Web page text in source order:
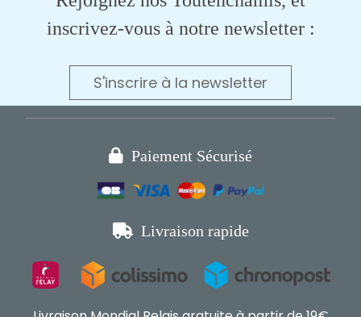
inscrivez-vous à notre newsletter :
S'inscrire à la newsletter
 Paiement Sécurisé
 Livraison rapide